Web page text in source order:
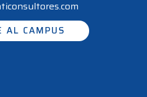
AL CAMPUS